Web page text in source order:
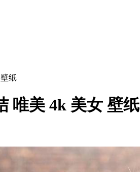
纸
唯美 4k 美女 壁纸